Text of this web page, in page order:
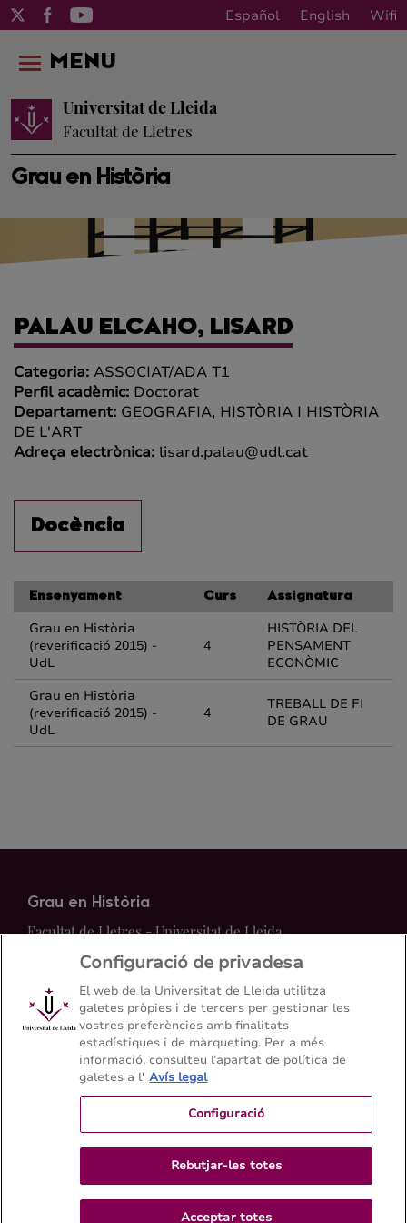
Español English Wifi
Grau en Història
Universitat de Lleida
Facultat de Lletres
MENU
PALAU ELCAHO, LISARD
Categoria: ASSOCIAT/ADA T1
Perfil acadèmic: Doctorat
Departament: GEOGRAFIA, HISTÒRIA I HISTÒRIA
DE L'ART
Adreça electrònica: lisard.palau@udl.cat
Docència
Ensenyament Curs Assignatura
Grau en Història
(reverificació 2015) -
UdL
4
HISTÒRIA DEL
PENSAMENT
ECONÒMIC
Grau en Història
(reverificació 2015) -
UdL
4
TREBALL DE FI
DE GRAU
Grau en Història
Facultat de Lletres - Universitat de Lleida
Mapa del web Contacte
973 70 21 08
Configuració de privadesa
El web de la Universitat de Lleida utilitza
galetes pròpies i de tercers per gestionar les
vostres preferències amb finalitats
estadístiques i de màrqueting. Per a més
informació, consulteu l’apartat de política de
galetes a l' Avís legal
Configuració
Rebutjar-les totes
Acceptar totes